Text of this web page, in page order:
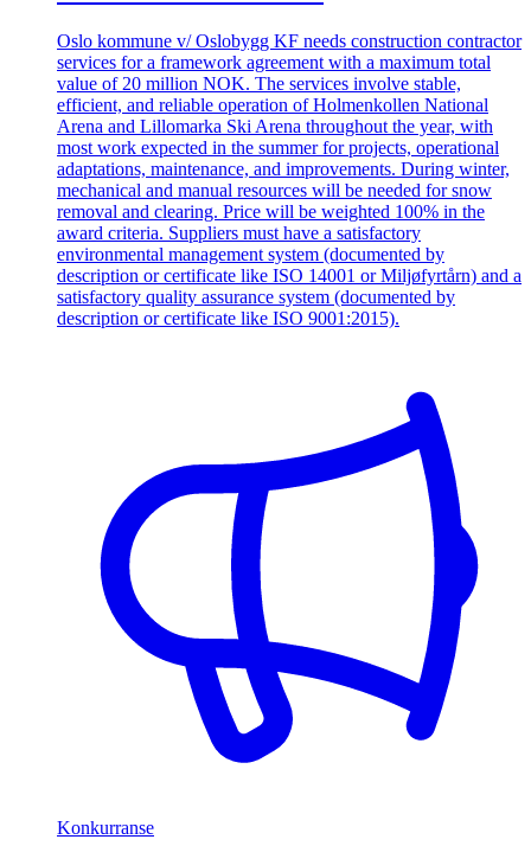
Oslo kommune v/ Oslobygg KF needs construction contractor
services for a framework agreement with a maximum total
value of 20 million NOK. The services involve stable,
efficient, and reliable operation of Holmenkollen National
Arena and Lillomarka Ski Arena throughout the year, with
most work expected in the summer for projects, operational
adaptations, maintenance, and improvements. During winter,
mechanical and manual resources will be needed for snow
removal and clearing. Price will be weighted 100% in the
award criteria. Suppliers must have a satisfactory
environmental management system (documented by
description or certificate like ISO 14001 or Miljøfyrtårn) and a
satisfactory quality assurance system (documented by
description or certificate like ISO 9001:2015).
Konkurranse